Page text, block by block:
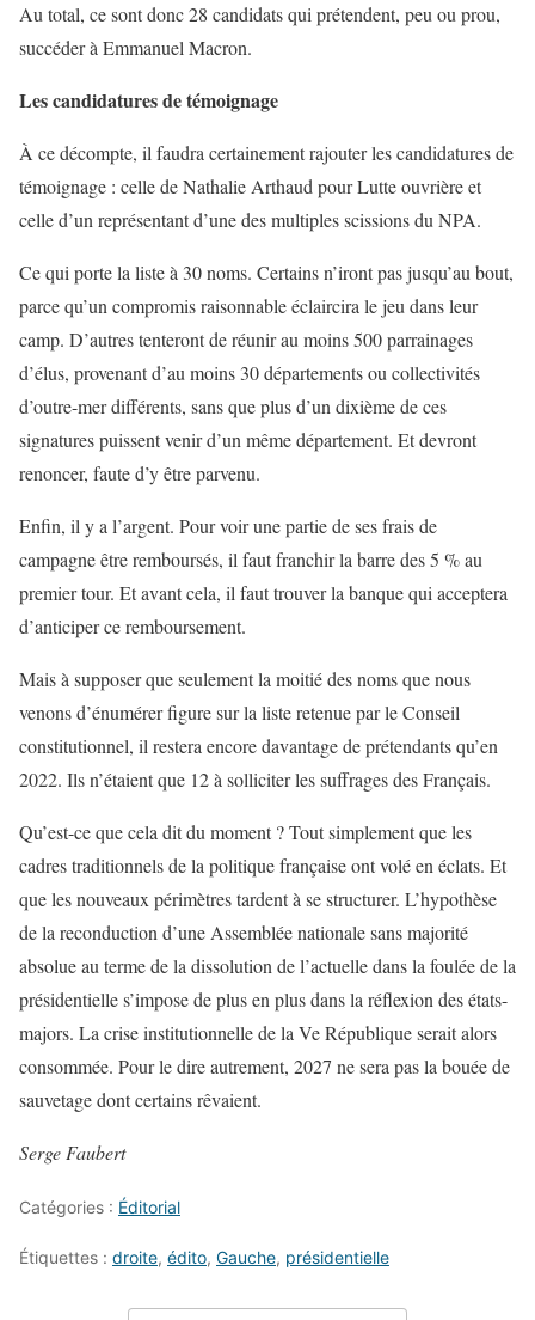
Au total, ce sont donc 28 candidats qui prétendent, peu ou prou,
succéder à Emmanuel Macron.
Les candidatures de témoignage
À ce décompte, il faudra certainement rajouter les candidatures de
témoignage : celle de Nathalie Arthaud pour Lutte ouvrière et
celle d’un représentant d’une des multiples scissions du NPA.
Ce qui porte la liste à 30 noms. Certains n’iront pas jusqu’au bout,
parce qu’un compromis raisonnable éclaircira le jeu dans leur
camp. D’autres tenteront de réunir au moins 500 parrainages
d’élus, provenant d’au moins 30 départements ou collectivités
d’outre-mer différents, sans que plus d’un dixième de ces
signatures puissent venir d’un même département. Et devront
renoncer, faute d’y être parvenu.
Enfin, il y a l’argent. Pour voir une partie de ses frais de
campagne être remboursés, il faut franchir la barre des 5 % au
premier tour. Et avant cela, il faut trouver la banque qui acceptera
d’anticiper ce remboursement.
Mais à supposer que seulement la moitié des noms que nous
venons d’énumérer figure sur la liste retenue par le Conseil
constitutionnel, il restera encore davantage de prétendants qu’en
2022. Ils n’étaient que 12 à solliciter les suffrages des Français.
Qu’est-ce que cela dit du moment ? Tout simplement que les
cadres traditionnels de la politique française ont volé en éclats. Et
que les nouveaux périmètres tardent à se structurer. L’hypothèse
de la reconduction d’une Assemblée nationale sans majorité
absolue au terme de la dissolution de l’actuelle dans la foulée de la
présidentielle s’impose de plus en plus dans la réflexion des états-
majors. La crise institutionnelle de la Ve République serait alors
consommée. Pour le dire autrement, 2027 ne sera pas la bouée de
sauvetage dont certains rêvaient.
Serge Faubert
Catégories : Éditorial
Étiquettes : droite, édito, Gauche, présidentielle